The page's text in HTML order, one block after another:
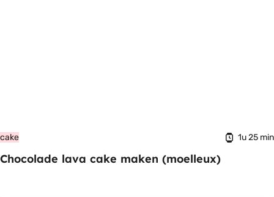
cake 1u 25 min
Chocolade lava cake maken (moelleux)